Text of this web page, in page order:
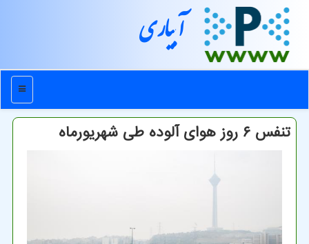
آبیاری
منو
تنفس ۶ روز هوای آلوده طی شهریورماه